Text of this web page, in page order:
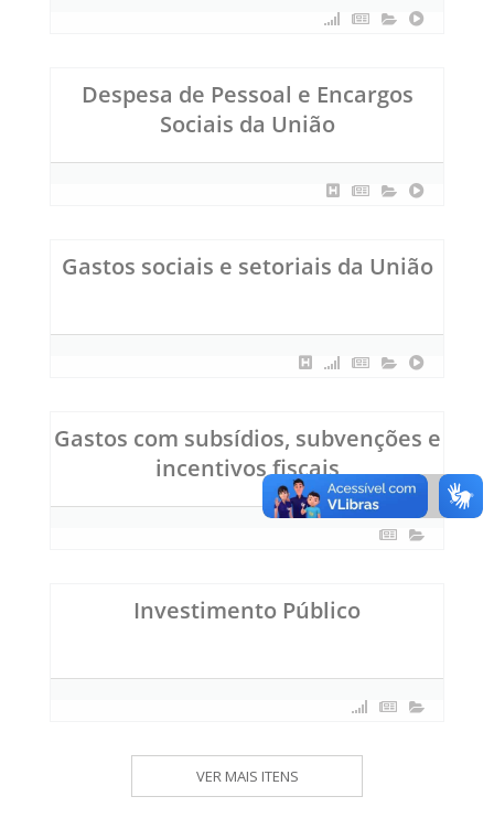
Despesa de Pessoal e Encargos
Sociais da União
Gastos sociais e setoriais da União
Gastos com subsídios, subvenções e
incentivos fiscais
Investimento Público
VER MAIS ITENS